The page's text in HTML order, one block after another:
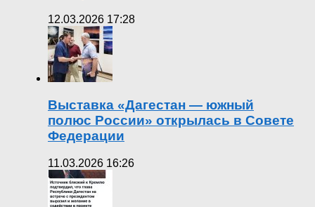
12.03.2026 17:28
Выставка «Дагестан — южный
полюс России» открылась в Совете
Федерации
11.03.2026 16:26